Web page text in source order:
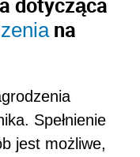
na
Spełnienie
jest możliwe,